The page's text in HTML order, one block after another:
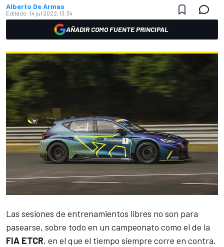
Alberto De Armas
Editado: 14 jul 2022, 13:34
AÑADIR COMO FUENTE PRINCIPAL
Las sesiones de entrenamientos libres no son para
pasearse, sobre todo en un campeonato como el de la
FIA ETCR, en el que el tiempo siempre corre en contra.